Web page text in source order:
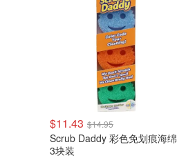
$11.43 $14.95
Scrub Daddy 彩色免划痕海绵
3块装